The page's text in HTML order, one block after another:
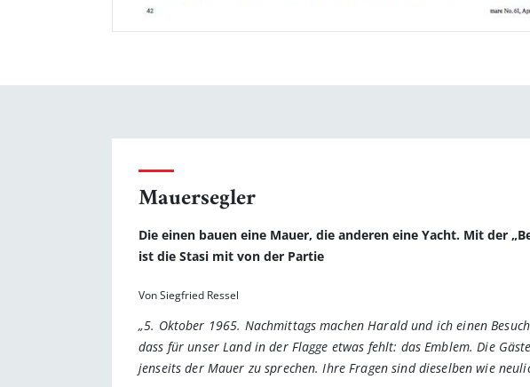
Mauersegler
Die einen bauen eine Mauer, die anderen eine Yacht. Mit der
ist die Stasi mit von der Partie
Von Siegfried Ressel
„5. Oktober 1965. Nachmittags machen Harald und ich einen
dass für unser Land in der Flagge etwas fehlt: das Emblem. Die
jenseits der Mauer zu sprechen. Ihre Fragen sind dieselben wie